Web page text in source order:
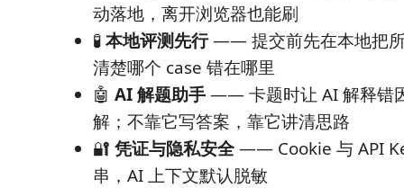
动落地，离开浏览器也能刷
🧪本地评测先行—— 提交前先在本地把
清楚哪个 case 错在哪里
🤖 AI 解题助手—— 卡题时让 AI 解释错
解；不靠它写答案，靠它讲清思路
🔐 凭证与隐私安全—— Cookie 与 API
串，AI 上下文默认脱敏